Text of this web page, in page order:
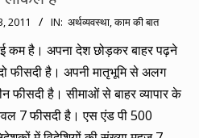
2011 IN: अर्थव्यवस्था,काम की बात
कम है। अपना देश छोड़कर बाहर पढ़ने
फीसदी है। अपनी मातृभूमि से अलग
फीसदी है। सीमाओं से बाहर व्यापार के
7 फीसदी है। एस एंड पी 500